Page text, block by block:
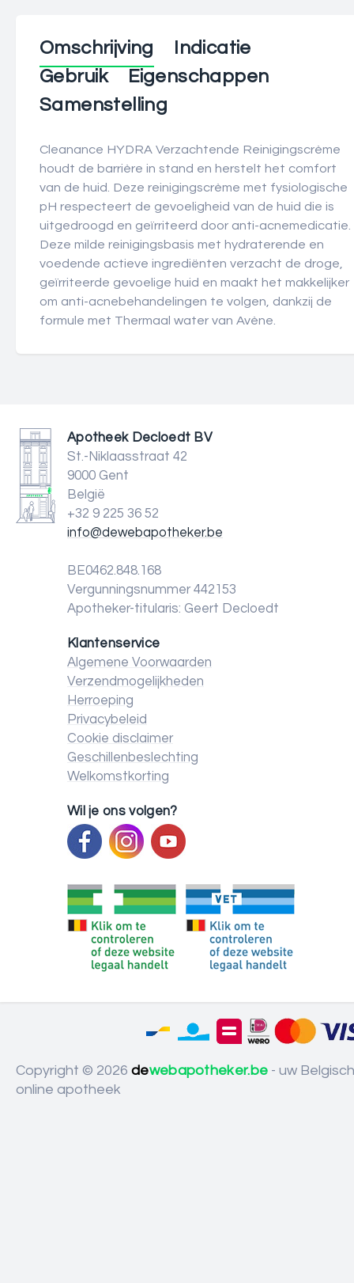
Omschrijving
Indicatie
Gebruik
Eigenschappen
Samenstelling
Cleanance HYDRA Verzachtende Reinigingscrème
houdt de barrière in stand en herstelt het comfort
van de huid. Deze reinigingscrème met fysiologische
pH respecteert de gevoeligheid van de huid die is
uitgedroogd en geïrriteerd door anti-acnemedicatie.
Deze milde reinigingsbasis met hydraterende en
voedende actieve ingrediënten verzacht de droge,
geïrriteerde gevoelige huid en maakt het makkelijker
om anti-acnebehandelingen te volgen, dankzij de
formule met Thermaal water van Avène.
Apotheek Decloedt BV
St.-Niklaasstraat 42
9000 Gent
België
+32 9 225 36 52
info@dewebapotheker.be
BE0462.848.168
Vergunningsnummer 442153
Apotheker-titularis: Geert Decloedt
Klantenservice
Algemene Voorwaarden
Verzendmogelijkheden
Herroeping
Privacybeleid
Cookie disclaimer
Geschillenbeslechting
Welkomstkorting
Wil je ons volgen?
Copyright © 2026 dewebapotheker.be - uw
online apotheek